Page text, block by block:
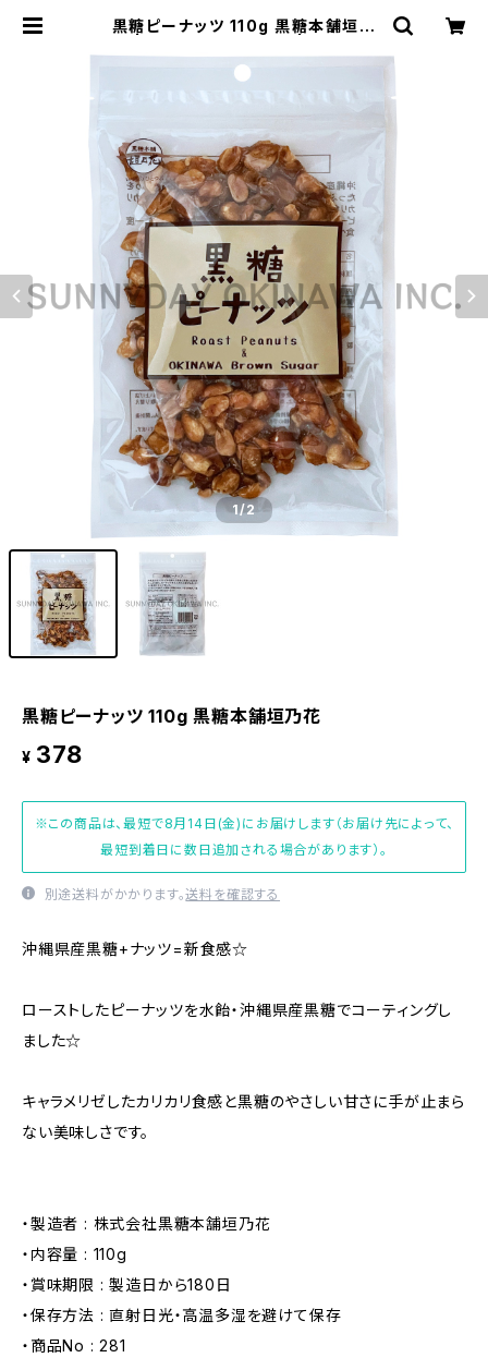
黒糖ピーナッツ 110g 黒糖本舗垣乃
門店
1/2
黒糖ピーナッツ 110g 黒糖本舗垣乃花
¥ 378
※この商品は、最短で8月14日(金)にお届けします（お届け先によって、
最短到着日に数日追加される場合があります）。
別途送料がかかります。送料を確認する
沖縄県産黒糖+ナッツ=新食感☆
ローストしたピーナッツを水飴・沖縄県産黒糖でコーティングし
ました☆
キャラメリゼしたカリカリ食感と黒糖のやさしい甘さに手が止まら
ない美味しさです。
・製造者 : 株式会社黒糖本舗垣乃花
・内容量 : 110g
・賞味期限 : 製造日から180日
・保存方法 : 直射日光・高温多湿を避けて保存
・商品No : 281